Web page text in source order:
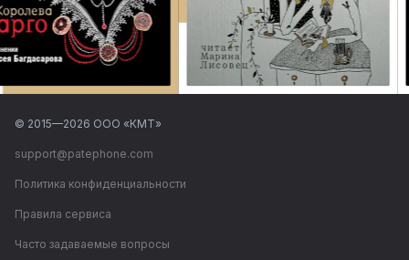
© 2015—2026 ООО «КМТ»
support@patephone.com
Политика конфиденциальности
Правила сервиса
Часто задаваемые вопросы